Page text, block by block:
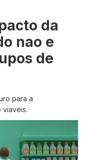
da
nao e
de
para a
viaveis.